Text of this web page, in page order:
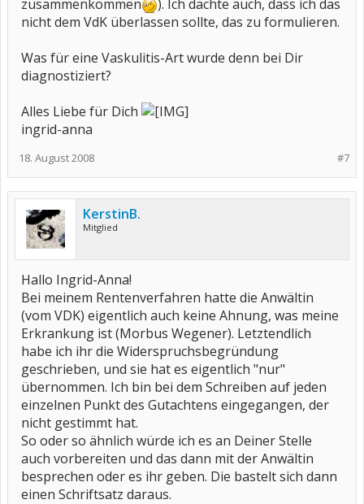
zusammenkommen
). Ich dachte auch, dass ich das
nicht dem VdK überlassen sollte, das zu formulieren.
Was für eine Vaskulitis-Art wurde denn bei Dir
diagnostiziert?
Alles Liebe für Dich
ingrid-anna
#7
18. August 2008
KerstinB.
Mitglied
Hallo Ingrid-Anna!
Bei meinem Rentenverfahren hatte die Anwältin
(vom VDK) eigentlich auch keine Ahnung, was meine
Erkrankung ist (Morbus Wegener). Letztendlich
habe ich ihr die Widerspruchsbegründung
geschrieben, und sie hat es eigentlich "nur"
übernommen. Ich bin bei dem Schreiben auf jeden
einzelnen Punkt des Gutachtens eingegangen, der
nicht gestimmt hat.
So oder so ähnlich würde ich es an Deiner Stelle
auch vorbereiten und das dann mit der Anwältin
besprechen oder es ihr geben. Die bastelt sich dann
einen Schriftsatz daraus.